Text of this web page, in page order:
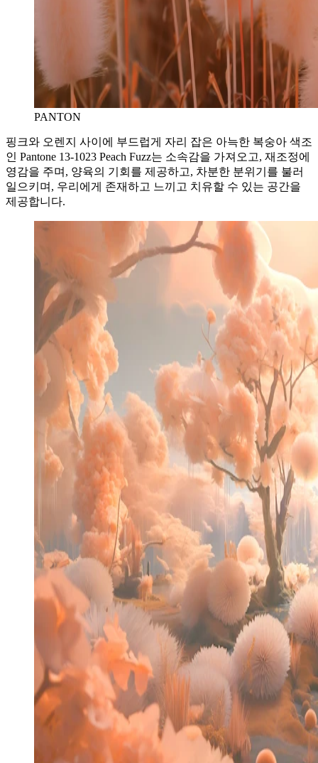
PANTON
핑크와 오렌지 사이에 부드럽게 자리 잡은 아늑한 복숭아 색조
인 Pantone 13-1023 Peach Fuzz는 소속감을 가져오고, 재조정에
영감을 주며, 양육의 기회를 제공하고, 차분한 분위기를 불러
일으키며, 우리에게 존재하고 느끼고 치유할 수 있는 공간을
제공합니다.